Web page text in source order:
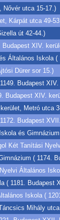
Nővér utca 15-17.)
Kárpát utca 49-
út 42-44.)
XIV.
Általános Iskola
Dürer sor 15.)
Budapest
Budapest XIV.
Metró utca
Budapest
és
Két Tanítási
( 1174.
Általános
( 1181. Budapest
Iskola (
Mihály